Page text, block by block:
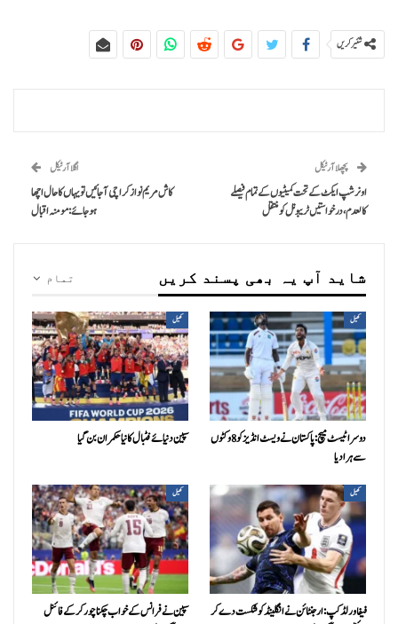
شئیر کریں
پچھلا آرٹیکل
اونر شپ ایکٹ کے تحت کمیٹیوں کے تمام فیصلے
کالعدم، درخواستیں ٹریبونل کو منتقل
اگلا آرٹیکل
کاش مریم نواز کراچی آجائیں تو یہاں کا حال اچھا
ہوجائے: مومنہ اقبال
تمام شاید آپ یہ بھی پسند کریں
کھیل
دوسرا ٹیسٹ میچ: پاکستان نے ویسٹ انڈیز کو 8 وکٹوں
سے ہرا دیا
کھیل
سپین دنیائے فٹبال کا نیا حکمران بن گیا
کھیل
فیفا ورلڈکپ: ارجنٹائن نے انگلینڈ کو شکست دے کر
کھیل
سپین نے فرانس کے خواب چکنا چور کر کے فائنل